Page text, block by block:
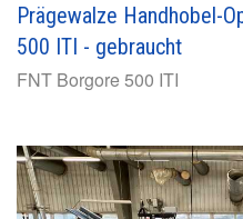
Prägewalze Handhobel-
500 ITI - gebraucht
FNT Borgore 500 ITI